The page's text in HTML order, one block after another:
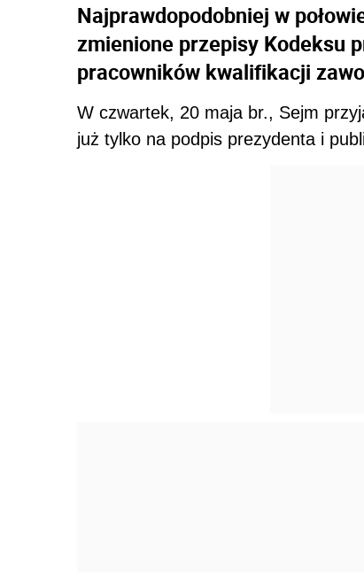
Najprawdopodobniej w
zmienione przepisy Kodeksu
pracowników kwalifikacji
W czwartek, 20 maja br., Sejm
już tylko na podpis prezydenta i